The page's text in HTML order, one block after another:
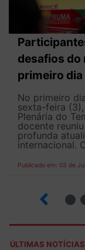
desafios do
primeiro dia
No primeiro
sexta-feira
Plenária do
docente
profunda
internacional.
Publicado em: 03 de
ÚLTIMAS NOTÍCIAS